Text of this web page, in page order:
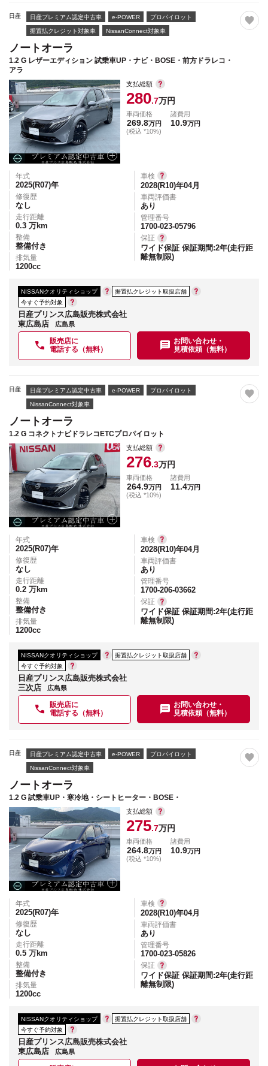
日産 日産プレミアム認定中古車 e-POWER プロパイロット
据置払クレジット対象車 NissanConnect対象車
ノートオーラ
1.2 G レザーエディション 試乗車UP・ナビ・BOSE・前方ドラレコ・
アラ
支払総額
280.7万円
車両価格
269.8万円
(税込 *10%)
諸費用
10.9万円
年式
2025(R07)年
修復歴
なし
走行距離
0.3 万km
整備
整備付き
排気量
1200cc
車検
2028(R10)年04月
車両評価書
あり
管理番号
1700-023-05796
保証
ワイド保証 保証期間:2年(走行距
離無制限)
NISSANクオリティショップ
据置払クレジット取扱店舗
今すぐ予約対象
日産プリンス広島販売株式会社
東広島店
広島県
販売店に
電話する（無料）
お問い合わせ・
見積依頼（無料）
日産 日産プレミアム認定中古車 e-POWER プロパイロット
NissanConnect対象車
ノートオーラ
1.2 G コネクトナビドラレコETCプロパイロット
支払総額
276.3万円
車両価格
264.9万円
(税込 *10%)
諸費用
11.4万円
年式
2025(R07)年
修復歴
なし
走行距離
0.2 万km
整備
整備付き
排気量
1200cc
車検
2028(R10)年04月
車両評価書
あり
管理番号
1700-206-03662
保証
ワイド保証 保証期間:2年(走行距
離無制限)
NISSANクオリティショップ
据置払クレジット取扱店舗
今すぐ予約対象
日産プリンス広島販売株式会社
三次店
広島県
販売店に
電話する（無料）
お問い合わせ・
見積依頼（無料）
日産 日産プレミアム認定中古車 e-POWER プロパイロット
NissanConnect対象車
ノートオーラ
1.2 G 試乗車UP・寒冷地・シートヒーター・BOSE・
支払総額
275.7万円
車両価格
264.8万円
(税込 *10%)
諸費用
10.9万円
年式
2025(R07)年
修復歴
なし
走行距離
0.5 万km
整備
整備付き
排気量
1200cc
車検
2028(R10)年04月
車両評価書
あり
管理番号
1700-023-05826
保証
ワイド保証 保証期間:2年(走行距
離無制限)
NISSANクオリティショップ
据置払クレジット取扱店舗
今すぐ予約対象
日産プリンス広島販売株式会社
東広島店
広島県